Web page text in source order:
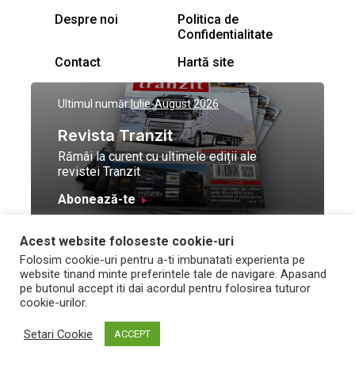
Despre noi
Politica de
Confidentialitate
Contact
Hartă site
Ultimul număr:Iulie-August 2026
Revista Tranzit
Rămâi la curent cu ultimele ediții ale
revistei Tranzit
Abonează-te
© Toate drepturile
rezervate Trafic Media
2026
Design by
and development by Neo
Vision Technologies
Acest website foloseste cookie-uri
Folosim cookie-uri pentru a-ti imbunatati experienta pe
website tinand minte preferintele tale de navigare. Apasand
pe butonul accept iti dai acordul pentru folosirea tuturor
cookie-urilor.
Setari Cookie ACCEPT